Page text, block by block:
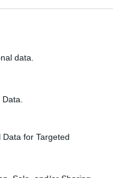
data.
for Targeted
претставници на
на Газа само ја
над 62 милиони
молиме за брзо
two Americans.
lays bare the
will stop
of the injured